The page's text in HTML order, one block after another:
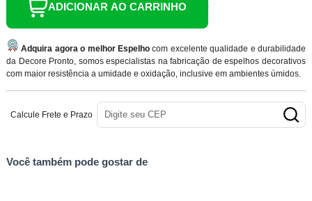
ADICIONAR AO CARRINHO
Adquira agora o melhor Espelho com excelente qualidade e durabilidade
da Decore Pronto, somos especialistas na fabricação de espelhos decorativos
com maior resistência a umidade e oxidação, inclusive em ambientes úmidos.
Calcule Frete e Prazo
Você também pode gostar de